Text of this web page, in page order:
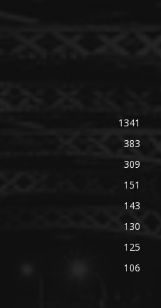
1341
383
309
151
143
130
125
106